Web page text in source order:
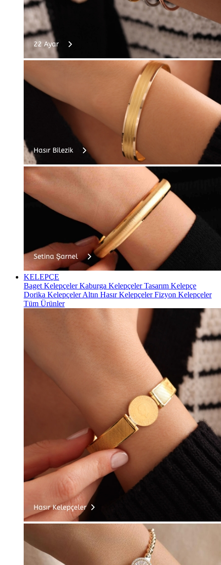
KELEPÇE
Baget KelepçelerKaburga KelepçelerTasarım Kelepçe
Dorika KelepçelerAltın Hasır KelepçelerFizyon Kelepçeler
Tüm Ürünler